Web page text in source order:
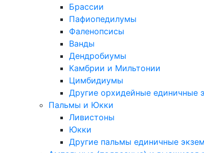
Брассии
Пафиопедилумы
Фаленопсисы
Ванды
Дендробиумы
Камбрии и Мильтонии
Цимбидиумы
Другие орхидейные единичные
Пальмы и Юкки
Ливистоны
Юкки
Другие пальмы единичные